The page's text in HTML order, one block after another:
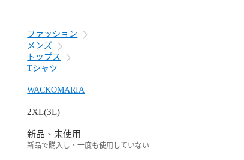
ファッション
メンズ
トップス
Tシャツ
WACKOMARIA
2XL(3L)
新品、未使用
新品で購入し、一度も使用していない